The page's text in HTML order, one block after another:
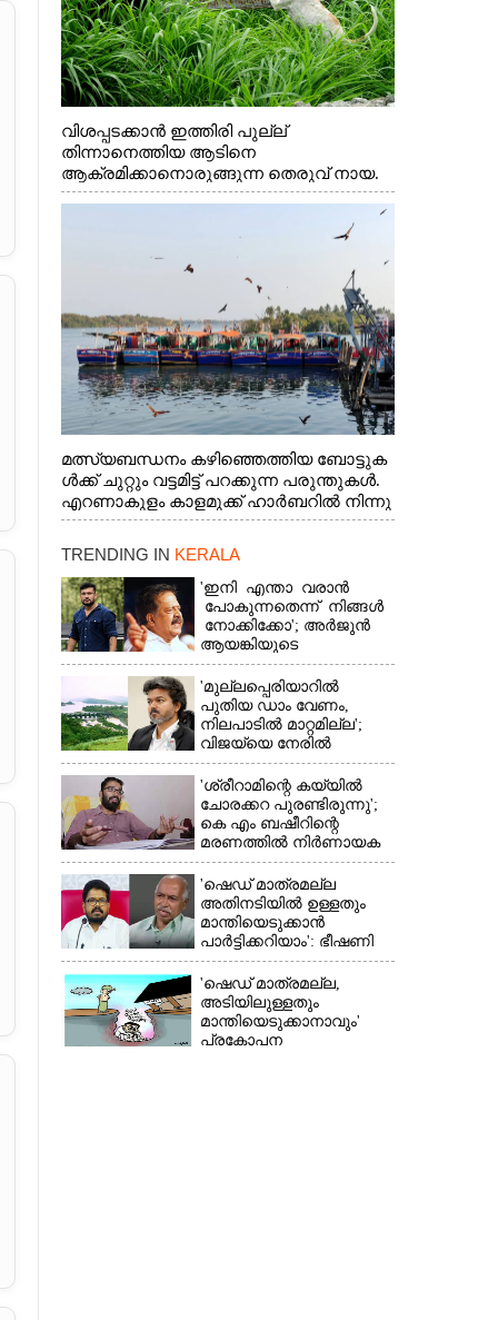
വിശപ്പടക്കാൻ ഇത്തിരി പുല്ല്
തിന്നാനെത്തിയ ആടിനെ
ആക്രമിക്കാനൊരുങ്ങുന്ന തെരുവ് നായ.
എറണാകുളം വാത്തുരുത്തിയിൽ നിന്നുള്ള
മത്സ്യബന്ധനം കഴിഞ്ഞെത്തിയ ബോട്ടുക
ൾക്ക് ചുറ്റും വട്ടമിട്ട് പറക്കുന്ന പരുന്തുകൾ.
എറണാകുളം കാളമുക്ക് ഹാർബറിൽ നിന്നു
ള്ള കാഴ്ച
TRENDING IN KERALA
'ഇനി എന്താ വരാൻ
പോകുന്നതെന്ന് നിങ്ങൾ
നോക്കിക്കോ'; അർജുൻ
ആയങ്കിയുടെ
വെല്ലുവിളിയിൽ രമേശ്
ചെന്നിത്തല
'മുല്ലപ്പെരിയാറിൽ
പുതിയ ഡാം വേണം,
നിലപാടിൽ മാറ്റമില്ല';
വിജയ്‌യെ നേരിൽ
കാണാനൊരുങ്ങി കേരള
സർക്കാർ
'ശ്രീറാമിന്റെ കയ്യിൽ
ചോരക്കറ പുരണ്ടിരുന്നു';
കെ എം ബഷീറിന്റെ
മരണത്തിൽ നിർണായക
മൊഴിയുമായി ദൃക്‌സാക്ഷി
'ഷെഡ് മാത്രമല്ല
അതിനടിയിൽ ഉള്ളതും
മാന്തിയെടുക്കാൻ
പാർട്ടിക്കറിയാം': ഭീഷണി
പ്രസംഗവുമായി കെ കെ
രാഗേഷ്
'ഷെഡ് മാത്രമല്ല,
അടിയിലുള്ളതും
മാന്തിയെടുക്കാനാവും'
പ്രകോപന